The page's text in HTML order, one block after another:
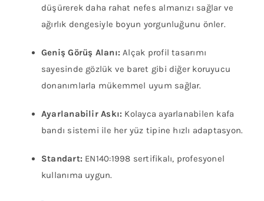
adet
düşürerek daha rahat nefes almanızı sağlar ve
ağırlık dengesiyle boyun yorgunluğunu önler.
Geniş Görüş Alanı: Alçak profil tasarımı
sayesinde gözlük ve baret gibi diğer koruyucu
donanımlarla mükemmel uyum sağlar.
Ayarlanabilir Askı: Kolayca ayarlanabilen kafa
bandı sistemi ile her yüz tipine hızlı adaptasyon.
Standart: EN140:1998 sertifikalı, profesyonel
kullanıma uygun.